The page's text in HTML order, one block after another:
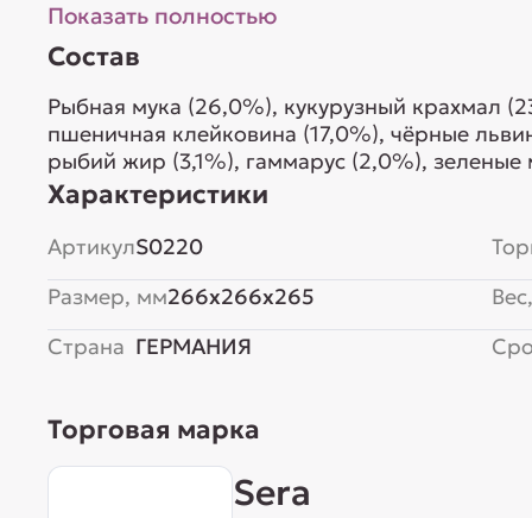
Показать полностью
Состав
Рыбная мука (26,0%), кукурузный крахмал
пшеничная клейковина (17,0%), чёрные
рыбий жир (3,1%), гаммарус (2,0%),
(0,4%), водоросль гематококкус (0,05%),
Характеристики
АртикулS0220
Размер, мм266x266x265
Страна ГЕРМАНИЯ
Торговая марка
Sera